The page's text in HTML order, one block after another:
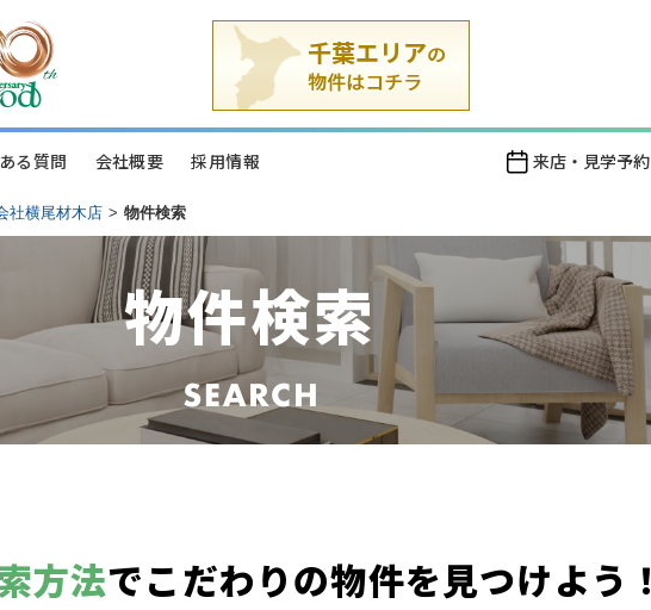
る質問 会社概要 採用情報 来店・見学予約
社横尾材木店 > 物件検索
物件検索
方法でこだわりの物件を見つけよう！